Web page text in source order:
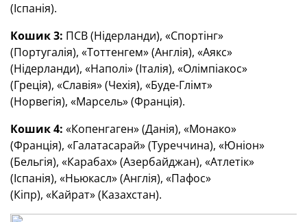
(Іспанія).
Кошик 3: ПСВ (Нідерланди), «Спортінг»
(Португалія), «Тоттенгем» (Англія), «Аякс»
(Нідерланди), «Наполі» (Італія), «Олімпіакос»
(Греція), «Славія» (Чехія), «Буде-Глімт»
(Норвегія), «Марсель» (Франція).
Кошик 4: «Копенгаген» (Данія), «Монако»
(Франція), «Галатасарай» (Туреччина), «Юніон»
(Бельгія), «Карабах» (Азербайджан), «Атлетік»
(Іспанія), «Ньюкасл» (Англія), «Пафос»
(Кіпр), «Кайрат» (Казахстан).